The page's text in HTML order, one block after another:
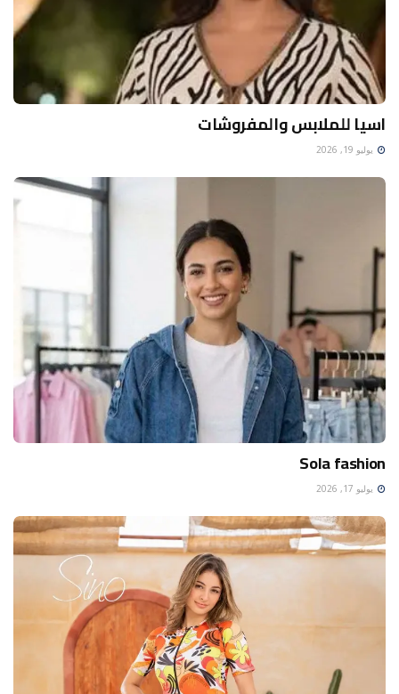
اسيا للملابس والمفروشات
يوليو 19, 2026
Sola fashion
يوليو 17, 2026